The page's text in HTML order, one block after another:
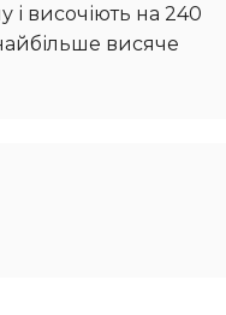
і височіють на 240
висяче